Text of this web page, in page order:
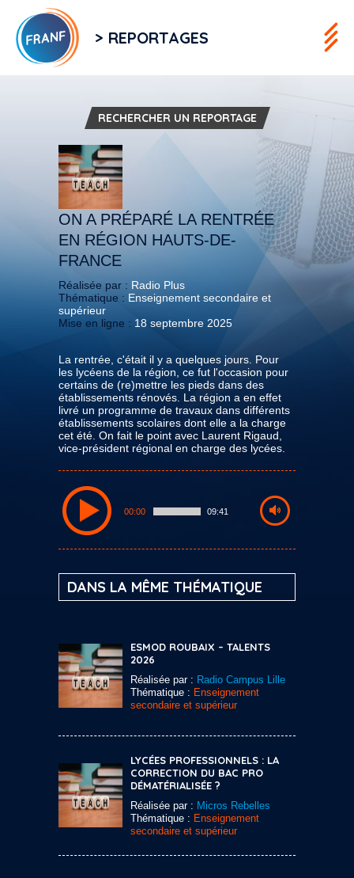
> REPORTAGES
RECHERCHER UN REPORTAGE
ON A PRÉPARÉ LA RENTRÉE
EN RÉGION HAUTS-DE-
FRANCE
Réalisée par : Radio Plus
Thématique : Enseignement secondaire et
supérieur
Mise en ligne : 18 septembre 2025
La rentrée, c'était il y a quelques jours. Pour
les lycéens de la région, ce fut l'occasion pour
certains de (re)mettre les pieds dans des
établissements rénovés. La région a en effet
livré un programme de travaux dans différents
établissements scolaires dont elle a la charge
cet été. On fait le point avec Laurent Rigaud,
vice-président régional en charge des lycées.
00:00 09:41
DANS LA MÊME THÉMATIQUE
ESMOD ROUBAIX – TALENTS
2026
Réalisée par : Radio Campus Lille
Thématique : Enseignement
secondaire et supérieur
LYCÉES PROFESSIONNELS : LA
CORRECTION DU BAC PRO
DÉMATÉRIALISÉE ?
Réalisée par : Micros Rebelles
Thématique : Enseignement
secondaire et supérieur